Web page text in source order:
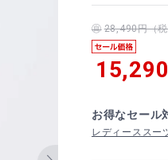
28,490円（
お得なセール
レディーススー